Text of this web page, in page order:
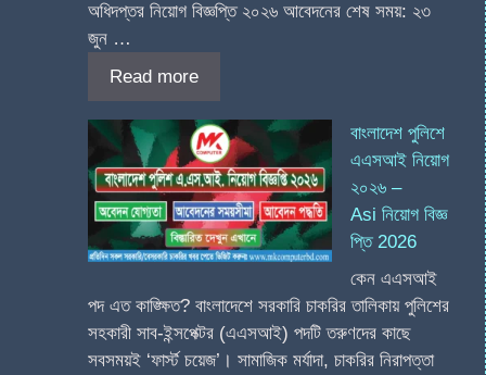
অধিদপ্তর নিয়োগ বিজ্ঞপ্তি ২০২৬ আবেদনের শেষ সময়: ২৩
জুন …
Read more
বাংলাদেশ পুলিশে
এএসআই নিয়োগ
২০২৬ –
Asi নিয়োগ বিজ্ঞ
প্তি 2026
কেন এএসআই
পদ এত কাঙ্ক্ষিত? বাংলাদেশে সরকারি চাকরির তালিকায় পুলিশের
সহকারী সাব-ইন্সপেক্টর (এএসআই) পদটি তরুণদের কাছে
সবসময়ই ‘ফার্স্ট চয়েজ’। সামাজিক মর্যাদা, চাকরির নিরাপত্তা